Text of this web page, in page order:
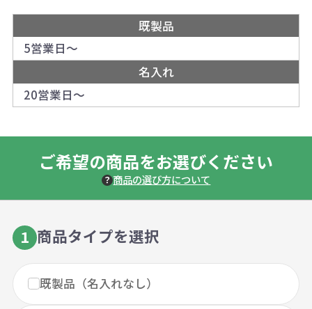
既製品
5営業日～
名入れ
20営業日～
ご希望の商品をお選びください
商品の選び方について
1 商品タイプを選択
既製品（名入れなし）